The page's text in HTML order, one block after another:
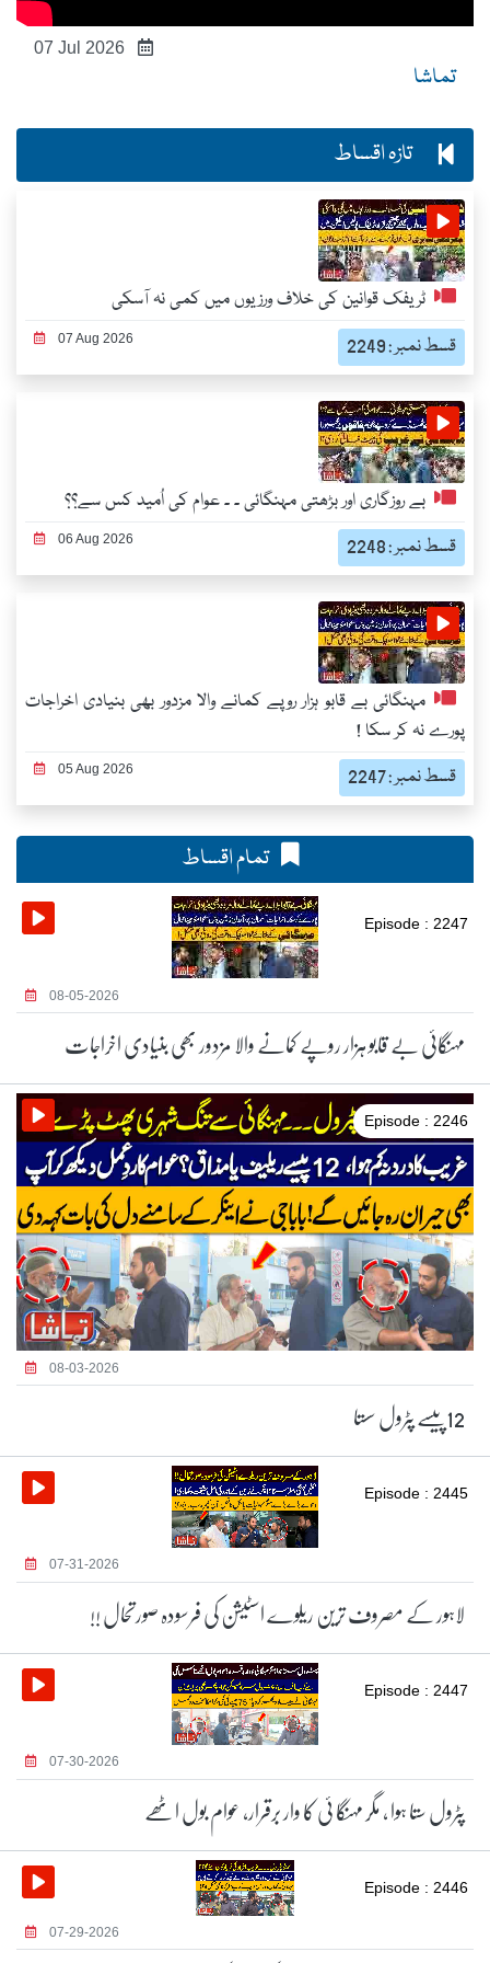
07 Jul 2026
تماشا
تازہ اقساط
ٹریفک قوانین کی خلاف ورزیوں میں کمی نہ آسکی
07 Aug 2026 قسط نمبر : 2249
بے روزگاری اور بڑھتی مہنگائی ۔ ۔ عوام کی اُمید کس سے؟؟
06 Aug 2026 قسط نمبر : 2248
مہنگائی بے قابو ہزار روپے کمانے والا مزدور بھی بنیادی اخراجات
پورے نہ کر سکا !
05 Aug 2026 قسط نمبر : 2247
تمام اقساط
Episode : 2247
08-05-2026
مہنگائی بے قابو ہزار روپے کمانے والا مزدور بھی بنیادی اخراجات
Episode : 2246
08-03-2026
12پیسے پٹرول سستا
Episode : 2445
07-31-2026
لاہور کے مصروف ترین ریلوے اسٹیشن کی فرسودہ صورتحال !!
Episode : 2447
07-30-2026
پٹرول ستا ہوا ، مگر مہنگا ئی کا وار برقرار، عوام بول اٹھے
Episode : 2446
07-29-2026